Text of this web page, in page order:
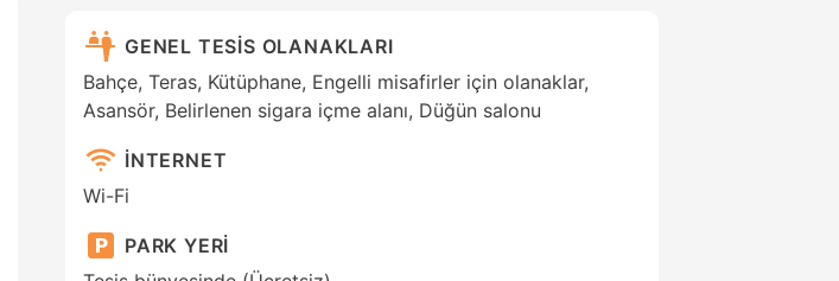
GENEL TESİS OLANAKLARI
Bahçe, Teras, Kütüphane, Engelli misafirler için olanaklar,
Asansör, Belirlenen sigara içme alanı, Düğün salonu
İNTERNET
Wi-Fi
PARK YERİ